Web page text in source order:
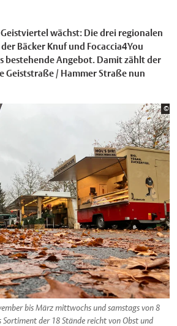
wächst: Die drei regionalen
Bäcker Knuf und Focaccia4You
bestehende Angebot. Damit zählt der
Geiststraße / Hammer Straße nun
©
bis März mittwochs und samstags von 8
Sortiment der 18 Stände reicht von Obst und